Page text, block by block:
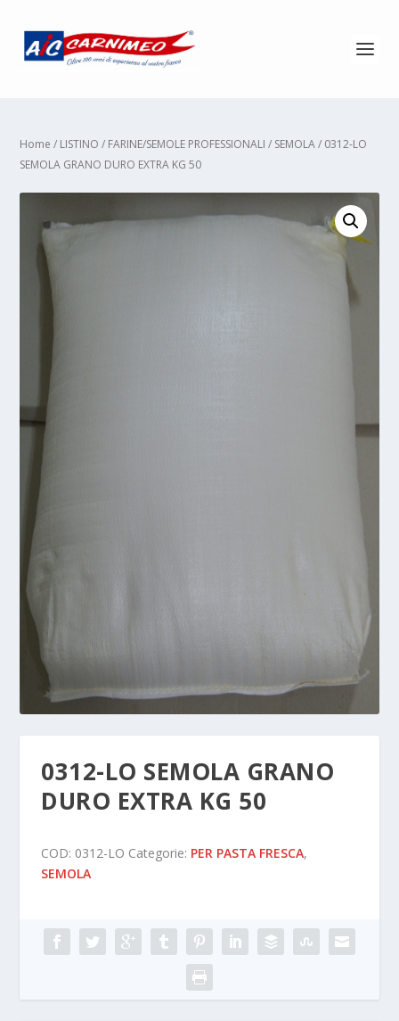
Home / LISTINO / FARINE/SEMOLE PROFESSIONALI / SEMOLA/ 0312-LO
SEMOLA GRANO DURO EXTRA KG 50
0312-LO SEMOLA GRANO
DURO EXTRA KG 50
COD: 0312-LO Categorie: PER PASTA FRESCA,
SEMOLA